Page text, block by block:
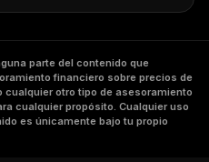
parte del contenido que
financiero sobre precios de
otro tipo de asesoramiento
cualquier propósito. Cualquier uso
es únicamente bajo tu propio